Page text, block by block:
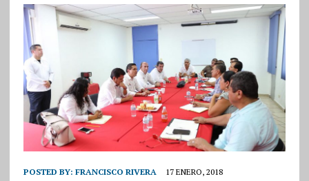
POSTED BY: FRANCISCO RIVERA 17 ENERO, 2018